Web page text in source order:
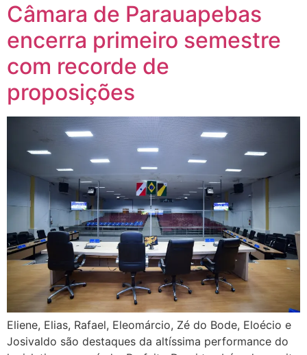
Câmara de Parauapebas
encerra primeiro semestre
com recorde de
proposições
Eliene, Elias, Rafael, Eleomárcio, Zé do Bode, Eloécio e
Josivaldo são destaques da altíssima performance do